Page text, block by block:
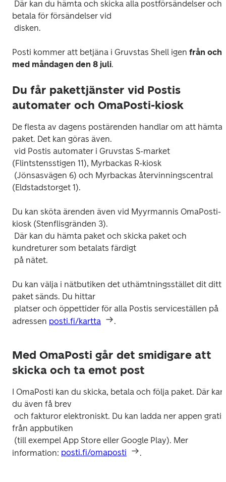
betala för försändelser vid
Posti kommer att betjäna i Gruvstas Shell igen från och
med måndagen den 8 juli
Du får pakettjänster vid Postis
automater och OmaPosti-kiosk
De flesta av dagens postärenden handlar om att hämta
paket. Det kan göras även.
(Flintstensstigen 11), Myrbackas R-kiosk
Du kan sköta ärenden även vid Myyrmannis OmaPosti-
kiosk (Stenflisgränden 3).
kundreturer som betalats färdigt
Du kan välja i nätbutiken det uthämtningsstället dit ditt
paket sänds. Du hittar
adressen posti.fi/kartta
Med OmaPosti går det smidigare att
skicka och ta emot post
I OmaPosti kan du skicka, betala och följa paket. Där kan
du även få brev
från appbutiken
information: posti.fi/omaposti .